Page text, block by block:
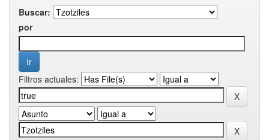
Buscar:
por
Filtros actuales: